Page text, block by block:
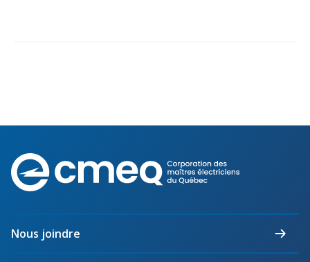
des
électriciens
Nous joindre